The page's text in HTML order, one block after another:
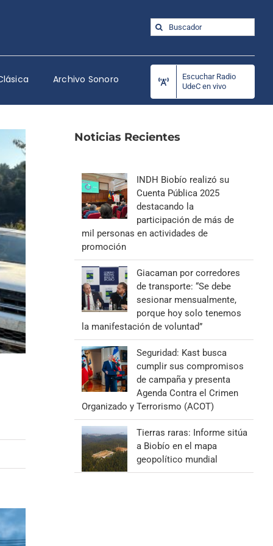
Buscar:
Archivo Sonoro
Escuchar Radio
UdeC en vivo
Noticias Recientes
INDH Biobío realizó su
Cuenta Pública 2025
destacando la
participación de más de
mil personas en actividades de
promoción
Giacaman por corredores
de transporte: “Se debe
sesionar mensualmente,
porque hoy solo tenemos
la manifestación de voluntad”
Seguridad: Kast busca
cumplir sus compromisos
de campaña y presenta
Agenda Contra el Crimen
Organizado y Terrorismo (ACOT)
Tierras raras: Informe sitúa
a Biobío en el mapa
geopolítico mundial